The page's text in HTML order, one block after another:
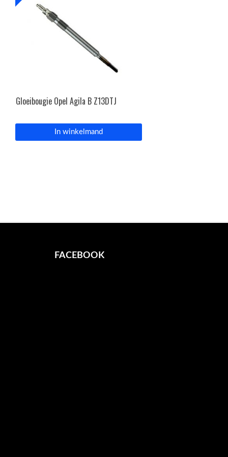
Gloeibougie Opel Agila B Z13DTJ
In winkelmand
FACEBOOK